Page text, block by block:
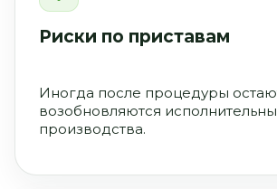
Риски по приставам
Иногда после процедуры
возобновляются
производства.